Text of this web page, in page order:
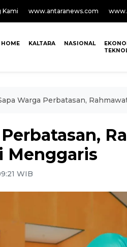
Kami www.antaranews.com
HOME KALTARA NASIONAL
Warga Perbatasan,
Menggaris
WIB